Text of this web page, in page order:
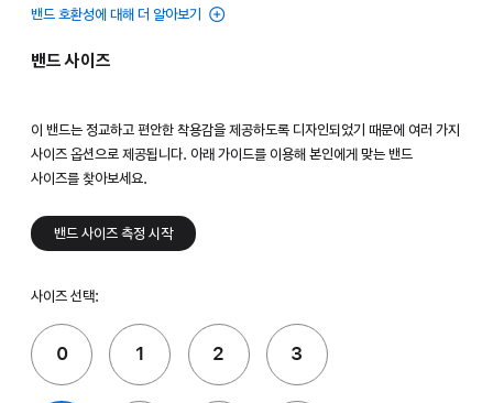
밴드 호환성에 대해 더 알아보기
밴드 사이즈
이 밴드는 정교하고 편안한 착용감을 제공하도록 디자인되었기 때문에 여러 가지
사이즈 옵션으로 제공됩니다. 아래 가이드를 이용해 본인에게 맞는 밴드
사이즈를 찾아보세요.
밴드 사이즈 측정 시작
사이즈 선택:
0 1 2 3